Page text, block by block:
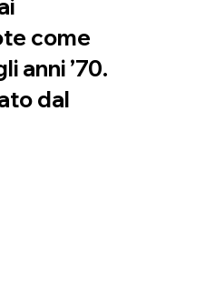
come
anni ’70.
dal